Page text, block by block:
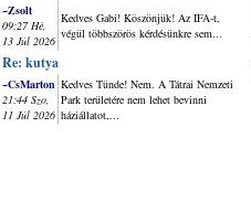
~Zsolt
09:27 Hé,
13 Júl 2026
Kedves Gabi! Köszönjük! Az IFA-t,
végül többszörös kérdésünkre sem...
Re: kutya
~CsMarton
21:44 Szo,
11 Júl 2026
Kedves Tünde! Nem. A Tátrai Nemzeti
Park területére nem lehet bevinni
háziállatot,...